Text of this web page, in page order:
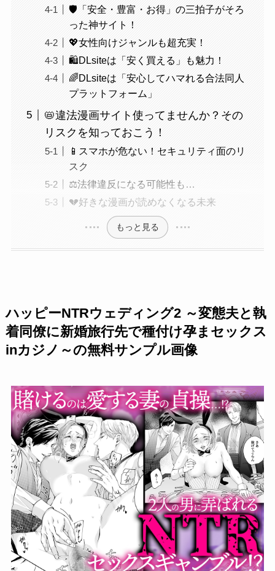
🛡️「安全・豊富・お得」の三拍子がそろ
った神サイト！
💖女性向けジャンルも超充実！
🛍️DLsiteは「安く買える」も魅力！
🌈DLsiteは「安心してハマれる合法同人
プラットフォーム」
📛違法漫画サイト使ってませんか？その
リスクを知っておこう！
📱スマホが危ない！セキュリティ面のリ
スク
⚖️法律違反になる可能性も…
💔好きな漫画が読めなくなる未来
もっと見る
ハッピーNTRウェディング2 ～変態夫と執
着同僚に新婚旅行先で種付け孕まセックス
inカジノ～の無料サンプル画像